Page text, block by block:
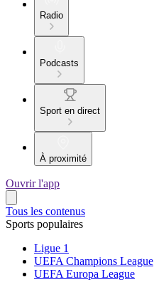
Radio
Podcasts
Sport en direct
À proximité
Ouvrir l'app
Tous les contenus
Sports populaires
Ligue 1
UEFA Champions League
UEFA Europa League